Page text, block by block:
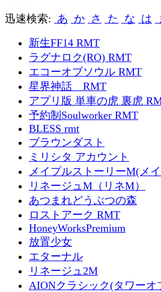
迅速検索: あ か さ た な は
新生FF14 RMT
ラグナロク(RO) RMT
エコーオブソウル RMT
星界神話 RMT
アプリ版 単車の虎 裏虎
予約制Soulworker RMT
BLESS rmt
ブラウンダスト
ミリシタ アカウント
メイプルストーリーM(メ
リネージュM（リネM）
あつまれどうぶつの森
ロストアーク RMT
HoneyWorksPremium
放置少女
エターナル
リネージュ2M
AIONクラシック(タワーオ